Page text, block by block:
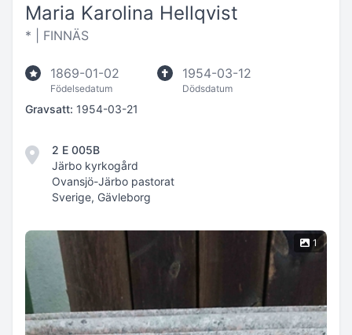
Maria Karolina Hellqvist
* | FINNÄS
1869-01-02
Födelsedatum
1954-03-12
Dödsdatum
Gravsatt: 1954-03-21
2 E 005B
Järbo kyrkogård
Ovansjö-Järbo pastorat
Sverige, Gävleborg
1